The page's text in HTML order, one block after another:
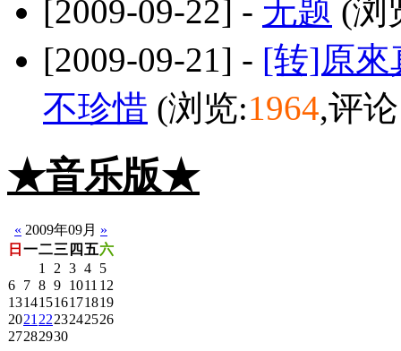
[2009-09-22] - 无题 (浏
[2009-09-21] - [转]原來
不珍惜 (浏览:1964,评
★音乐版★
« 2009年09月 »
日 一二三 四 五六
1
2 3 4 5
6 7 8 9 1011 12
13141516171819
2021 2223242526
27282930